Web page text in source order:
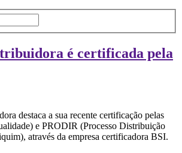
é certificada pela
destaca a sua recente certificação pelas
e PRODIR (Processo Distribuição
através da empresa certificadora BSI.